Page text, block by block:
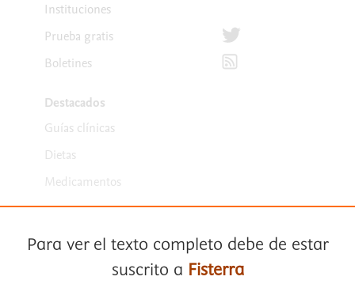
Instituciones
Prueba gratis
Boletines
Destacados
Guías clínicas
Dietas
Medicamentos
Síguenos en Twitter
Suscríbete para recibir
Para ver el texto completo debe de estar
suscrito a Fisterra